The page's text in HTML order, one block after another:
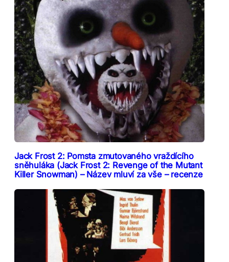
Jack Frost 2: Pomsta zmutovaného vraždícího
sněhuláka (Jack Frost 2: Revenge of the Mutant
Killer Snowman) – Název mluví za vše – recenze